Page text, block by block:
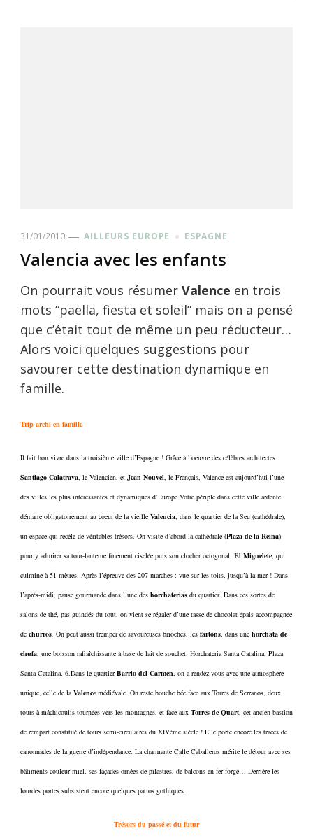
31/01/2010 AILLEURS EUROPE ESPAGNE
Valencia avec les enfants
On pourrait vous résumer Valence en trois
mots “paella, fiesta et soleil” mais on a pensé
que c’était tout de même un peu réducteur…
Alors voici quelques suggestions pour
savourer cette destination dynamique en
famille.
Trip archi en famille
Il fait bon vivre dans la troisième ville d’Espagne ! Grâce à l’oeuvre des célèbres architectes
Santiago Calatrava, le Valencien, et Jean Nouvel, le Français, Valence est aujourd’hui l’une
des villes les plus intéressantes et dynamiques d’Europe.Votre périple dans cette ville ardente
démarre obligatoirement au coeur de la vieille Valencia, dans le quartier de la Seu (cathédrale),
un espace qui recèle de véritables trésors. On visite d’abord la cathédrale (Plaza de la Reina)
pour y admirer sa tour-lanterne finement ciselée puis son clocher octogonal, El Miguelete, qui
culmine à 51 mètres. Après l’épreuve des 207 marches : vue sur les toits, jusqu’à la mer ! Dans
l’après-midi, pause gourmande dans l’une des horchaterias du quartier. Dans ces sortes de
salons de thé, pas guindés du tout, on vient se régaler d’une tasse de chocolat épais accompagnée
de churros. On peut aussi tremper de savoureuses brioches, les fartóns, dans une horchata de
chufa, une boisson rafraîchissante à base de lait de souchet. Horchateria Santa Catalina, Plaza
Santa Catalina, 6.Dans le quartierBarrio del Carmen, on a rendez-vous avec une atmosphère
unique, celle de laValence médiévale. On reste bouche bée face aux Torres de Serranos, deux
tours à mâchicoulis tournées vers les montagnes, et face aux Torres de Quart, cet ancien bastion
de rempart constitué de tours semi-circulaires du XIVème siècle ! Elle porte encore les traces de
canonnades de la guerre d’indépendance. La charmante Calle Caballeros mérite le détour avec ses
bâtiments couleur miel, ses façades ornées de pilastres, de balcons en fer forgé… Derrière les
lourdes portes subsistent encore quelques patios gothiques.
Trésors du passé et du futur